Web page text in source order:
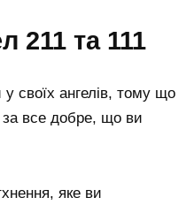
211 та 111
своїх ангелів, тому що
все добре, що ви
яке ви